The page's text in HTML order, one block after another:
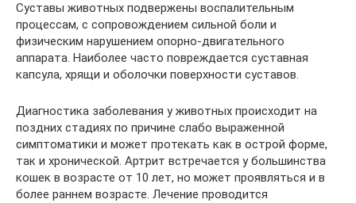
Суставы животных подвержены воспалительным
процессам, с сопровождением сильной боли и
физическим нарушением опорно-двигательного
аппарата. Наиболее часто повреждается суставная
капсула, хрящи и оболочки поверхности суставов.
Диагностика заболевания у животных происходит на
поздних стадиях по причине слабо выраженной
симптоматики и может протекать как в острой форме,
так и хронической. Артрит встречается у большинства
кошек в возрасте от 10 лет, но может проявляться и в
более раннем возрасте. Лечение проводится